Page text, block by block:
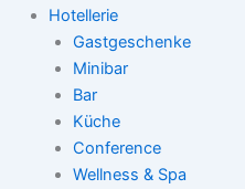
Hotellerie
Gastgeschenke
Minibar
Bar
Küche
Conference
Wellness & Spa